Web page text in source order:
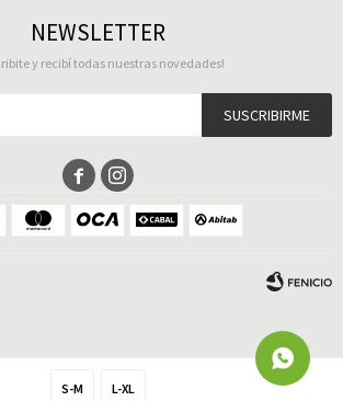
S-M L-XL
NEWSLETTER
y recibí todas nuestras novedades!
SUSCRIBIRME
 